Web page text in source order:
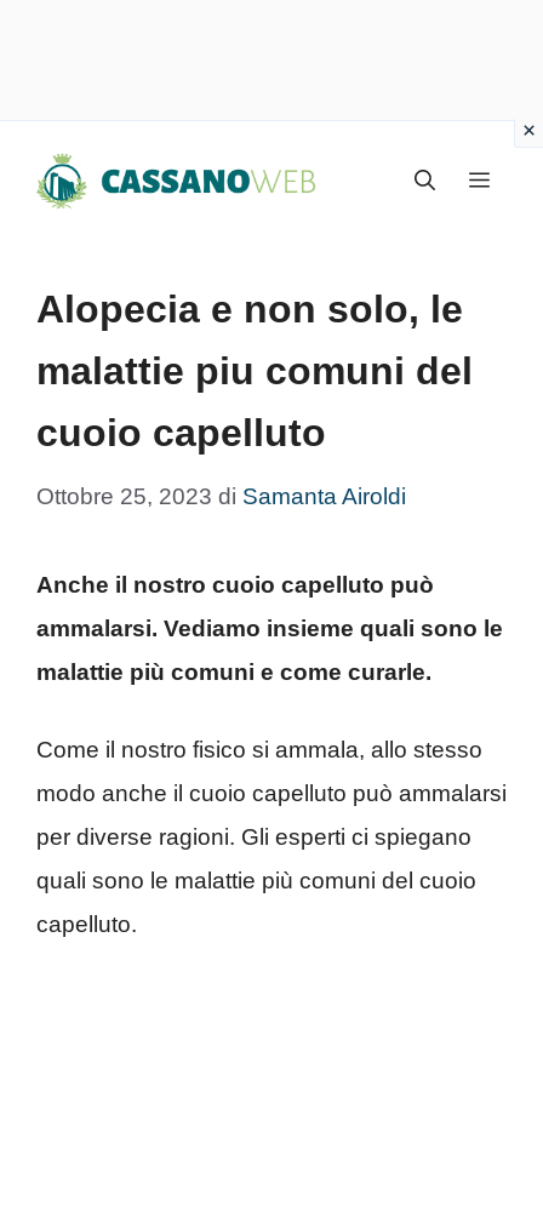
Menu
Alopecia e non solo, le
malattie piu comuni del
cuoio capelluto
Ottobre 25, 2023 di Samanta Airoldi
Anche il nostro cuoio capelluto può
ammalarsi. Vediamo insieme quali sono le
malattie più comuni e come curarle.
Come il nostro fisico si ammala, allo stesso
modo anche il cuoio capelluto può ammalarsi
per diverse ragioni. Gli esperti ci spiegano
quali sono le malattie più comuni del cuoio
capelluto.